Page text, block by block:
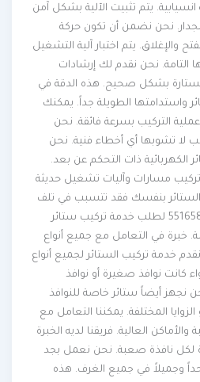
يتم تثبيت الآلية بشكل آمن
نحن نضمن أن تكون حركة
يتم اختبار آلية التشغيل
نحن نقدم لك إرشادات
بشكل صحيح. هذه الدقة في
الطويلة جداً. يمكنك
التركيب بسرعة فائقة. نحن
تشوبها أي أخطاء فنية. نحن
ذات التحكم عن بعد.
مسارات وآليات تشغيل حديثة
بنفسك فقد تتسبب في تلف
الآلية الدقيقة. اتصل الآن 55165818 لطلب خدمة تركيب ستائر
في التعامل مع جميع أنواع
خدمة تركيب الستائر لجميع أنواع
كانت نوافذ صغيرة أو نوافذ
نجهز أيضاً ستائر خاصة للنوافذ
المختلفة. يمكننا التعامل مع
العالية. فريقنا لديه الخبرة
نافذة صعبة. نحن نعمل بجد
في جميع الغرف. هذه